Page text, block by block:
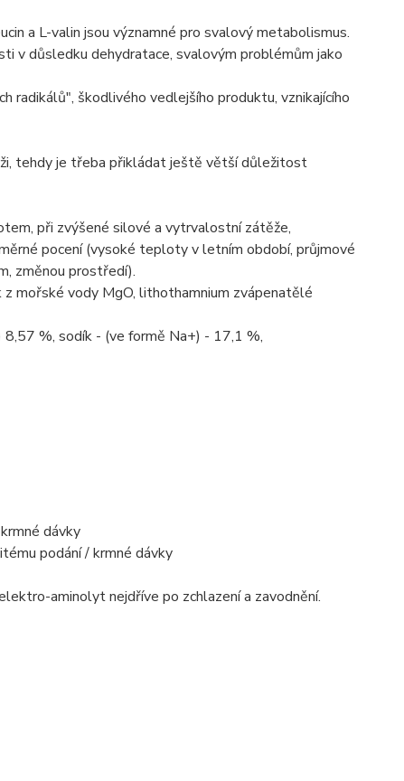
a L-valin jsou významné pro svalový metabolismus.
v důsledku dehydratace, svalovým problémům jako
radikálů", škodlivého vedlejšího produktu, vznikajícího
tehdy je třeba přikládat ještě větší důležitost
při zvýšené silové a vytrvalostní zátěže,
pocení (vysoké teploty v letním období, průjmové
změnou prostředí).
z mořské vody MgO, lithothamnium zvápenatělé
%, sodík - (ve formě Na+) - 17,1 %,
dávky
podání / krmné dávky
aminolyt nejdříve po zchlazení a zavodnění.